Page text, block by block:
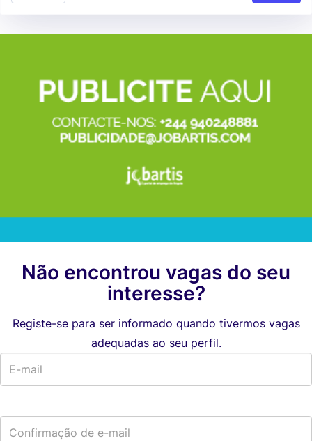
Não encontrou vagas do seu
interesse?
Registe-se para ser informado quando tivermos vagas
adequadas ao seu perfil.